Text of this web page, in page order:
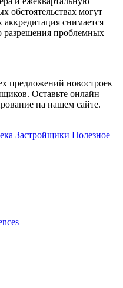
обстоятельствах могут
снимается
разрешения проблемных
предложений новостроек
Оставьте онлайн
на нашем сайте.
Застройщики Полезное